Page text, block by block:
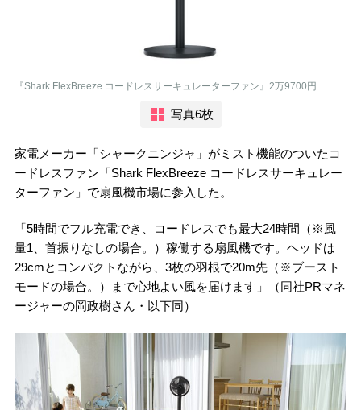
『Shark FlexBreeze コードレスサーキュレーターファン』2万9700円
写真6枚
家電メーカー「シャークニンジャ」がミスト機能のついたコ
ードレスファン「Shark FlexBreeze コードレスサーキュレー
ターファン」で扇風機市場に参入した。
「5時間でフル充電でき、コードレスでも最大24時間（※風
量1、首振りなしの場合。）稼働する扇風機です。ヘッドは
29cmとコンパクトながら、3枚の羽根で20m先（※ブースト
モードの場合。）まで心地よい風を届けます」（同社PRマネ
ージャーの岡政樹さん・以下同）